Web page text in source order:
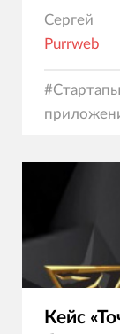
Сергей
Purrweb
#Стартапы
Кейс